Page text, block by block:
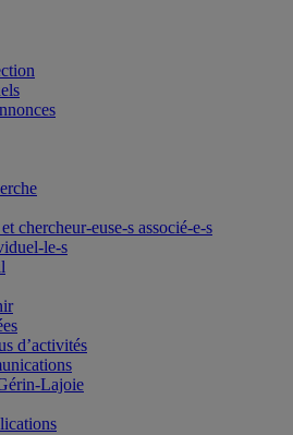
chercheur-euse-s associé-e-s
le-s
d’activités
Lajoie